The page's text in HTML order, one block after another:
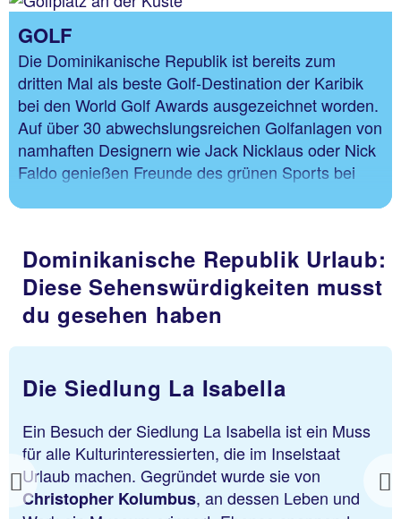
GOLF
Die Dominikanische Republik ist bereits zum
dritten Mal als beste Golf-Destination der Karibik
bei den World Golf Awards ausgezeichnet worden.
Auf über 30 abwechslungsreichen Golfanlagen von
namhaften Designern wie Jack Nicklaus oder Nick
Faldo genießen Freunde des grünen Sports bei
der Karibikinsel.
Dominikanische Republik Urlaub:
Diese Sehenswürdigkeiten musst
du gesehen haben
Previous
Die Siedlung La Isabella
Ein Besuch der Siedlung La Isabella ist ein Muss
für alle Kulturinteressierten, die im Inselstaat
Urlaub machen. Gegründet wurde sie von
Christopher Kolumbus, an dessen Leben und